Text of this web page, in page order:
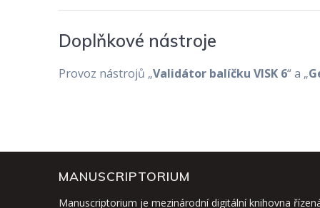
Doplňkové nástroje
Provoz nástrojů „Validátor balíčku VISK 6“ a „
MANUSCRIPTORIUM
Manuscriptorium je mezinárodní digitální knihovna